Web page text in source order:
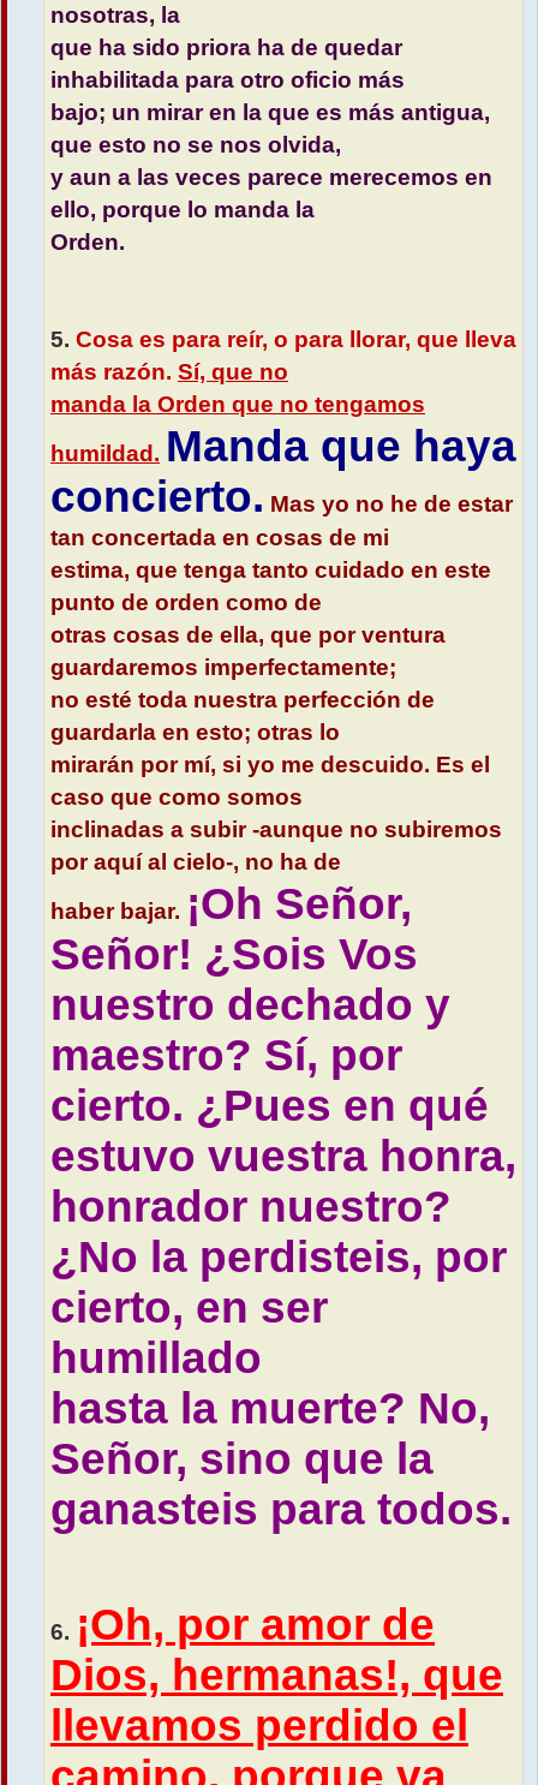
nosotras, la
que ha sido priora ha de quedar
inhabilitada para otro oficio más
bajo; un mirar en la que es más antigua,
que esto no se nos olvida,
y aun a las veces parece merecemos en
ello, porque lo manda la
Orden.
5. Cosa es para reír, o para llorar, que lleva
más razón. Sí, que no
manda la Orden que no tengamos
humildad. Manda que haya
concierto. Mas yo no he de estar
tan concertada en cosas de mi
estima, que tenga tanto cuidado en este
punto de orden como de
otras cosas de ella, que por ventura
guardaremos imperfectamente;
no esté toda nuestra perfección de
guardarla en esto; otras lo
mirarán por mí, si yo me descuido. Es el
caso que como somos
inclinadas a subir -aunque no subiremos
por aquí al cielo-, no ha de
haber bajar. ¡Oh Señor,
Señor! ¿Sois Vos
nuestro dechado y
maestro? Sí, por
cierto. ¿Pues en qué
estuvo vuestra honra,
honrador nuestro?
¿No la perdisteis, por
cierto, en ser
humillado
hasta la muerte? No,
Señor, sino que la
ganasteis para todos.
6. ¡Oh, por amor de
Dios, hermanas!, que
llevamos perdido el